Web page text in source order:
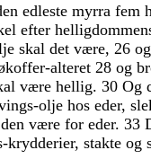
edleste myrra fem
efter
skal det være, 26 og
alteret 28 og
være hellig. 30 Og
olje hos eder,
den være for eder. 33
krydderier, stakte og